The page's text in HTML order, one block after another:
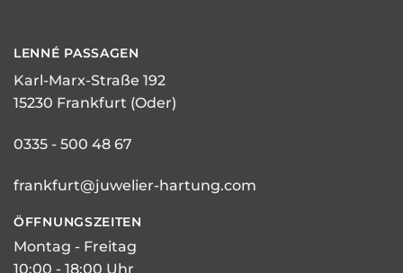
LENNÉ PASSAGEN
Karl-Marx-Straße 192
15230 Frankfurt (Oder)
0335 - 500 48 67
frankfurt@juwelier-hartung.com
ÖFFNUNGSZEITEN
Montag - Freitag
10:00 - 18:00 Uhr